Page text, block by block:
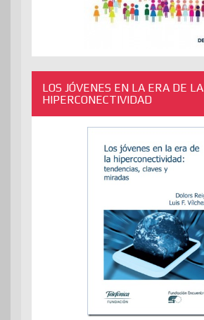
LOS JÓVENES EN LA ERA DE LA
HIPERCONECTIVIDAD